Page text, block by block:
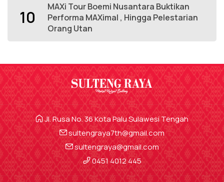
10
MAXi Tour Boemi Nusantara Buktikan
Performa MAXimal , Hingga Pelestarian
Orang Utan
Jl. Rusa No. 36 Kota Palu Sulawesi Tengah
sultengraya7th@gmail.com
sultengraya@gmail.com
0451 4012 445